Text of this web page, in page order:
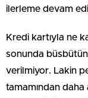
ilerleme devam
Kredi kartıyla ne
sonunda
verilmiyor. Lakin
tamamından daha